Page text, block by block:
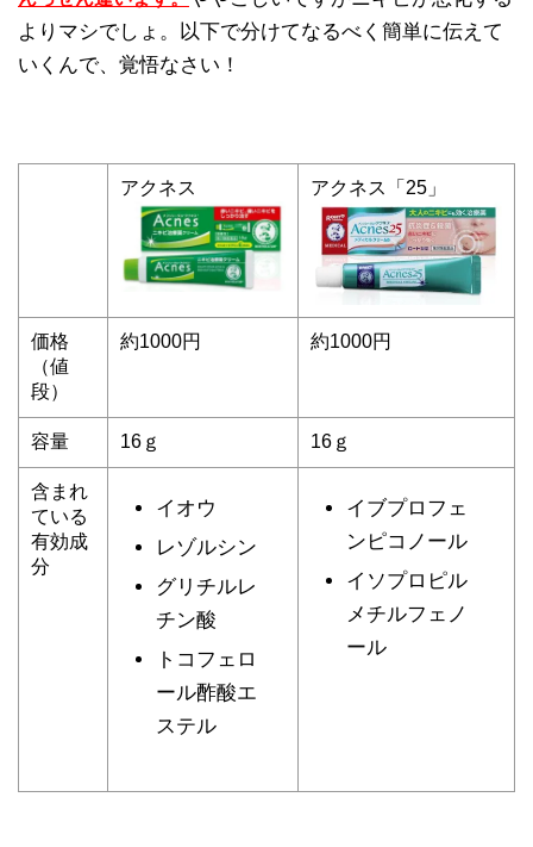
よりマシでしょ。以下で分けてなるべく簡単に伝えて
いくんで、覚悟なさい！
アクネス アクネス「25」
価格
（値
段）
約1000円 約1000円
容量 16ｇ 16ｇ
含まれ
ている
有効成
分
イオウ
レゾルシン
グリチルレ
チン酸
トコフェロ
ール酢酸エ
ステル
イブプロフェ
ンピコノール
イソプロピル
メチルフェノ
ール